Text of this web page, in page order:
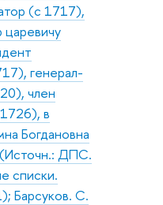
(с 1717),
царевичу
генерал-
член
в
Богдановна
ДПС.
списки.
Барсуков. С.